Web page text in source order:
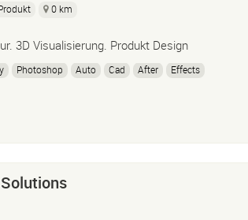
0 km
3D Visualisierung. Produkt Design
Photoshop Auto Cad After Effects